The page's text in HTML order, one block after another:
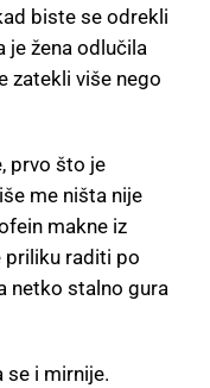
biste se odrekli
je žena odlučila
zatekli više nego
prvo što je
me ništa nije
makne iz
priliku raditi po
netko stalno gura
se i mirnije.